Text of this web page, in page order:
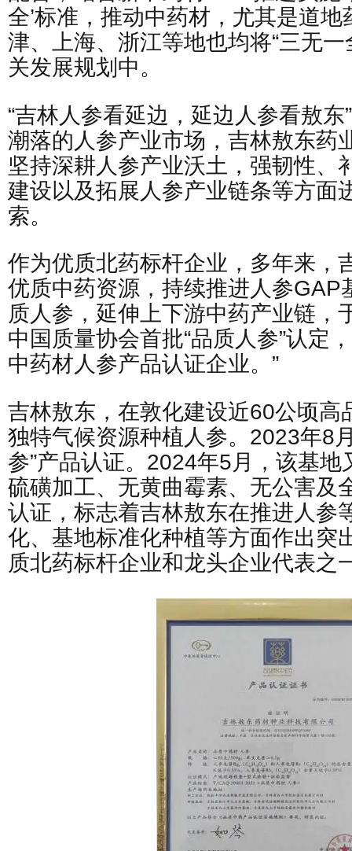
全’标准，推动中药材，尤其是道地
津、上海、浙江等地也均将“三无
关发展规划中。
“吉林人参看延边，延边人参看敖
潮落的人参产业市场，吉林敖东药
坚持深耕人参产业沃土，强韧性、
建设以及拓展人参产业链条等方面
索。
作为优质北药标杆企业，多年来，
优质中药资源，持续推进人参GAP
质人参，延伸上下游中药产业链，
中国质量协会首批“品质人参”认定
中药材人参产品认证企业。”
吉林敖东，在敦化建设近60公顷高
独特气候资源种植人参。2023年8
参”产品认证。2024年5月，该基地
硫磺加工、无黄曲霉素、无公害及
认证，标志着吉林敖东在推进人参
化、基地标准化种植等方面作出突
质北药标杆企业和龙头企业代表之